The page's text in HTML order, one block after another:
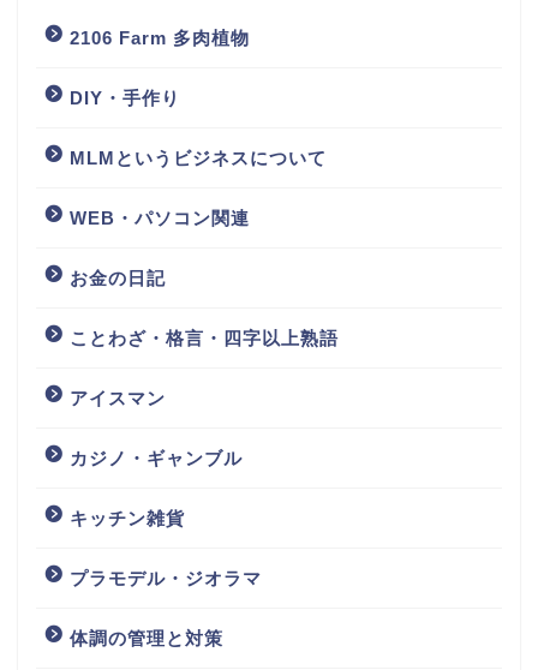
2106 Farm 多肉植物
DIY・手作り
MLMというビジネスについて
WEB・パソコン関連
お金の日記
ことわざ・格言・四字以上熟語
アイスマン
カジノ・ギャンブル
キッチン雑貨
プラモデル・ジオラマ
体調の管理と対策